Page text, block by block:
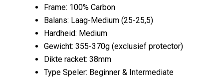
Frame: 100% Carbon
Balans: Laag-Medium (25-25,5)
Hardheid: Medium
Gewicht: 355-370g (exclusief protector)
Dikte racket: 38mm
Type Speler: Beginner & Intermediate